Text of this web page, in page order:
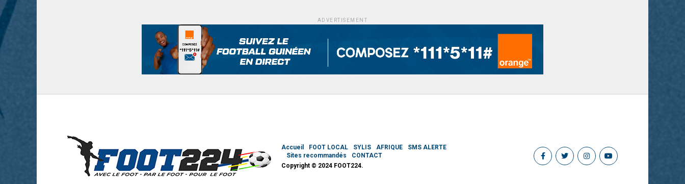
ADVERTISEMENT
Accueil FOOT LOCAL SYLIS AFRIQUE
SMS ALERTE
Sites recommandés
CONTACT
Copyright © 2024 FOOT224.